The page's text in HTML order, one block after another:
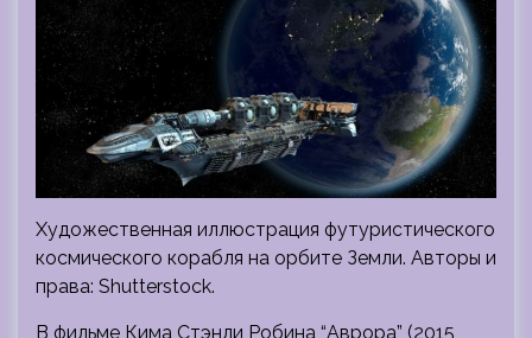
Художественная иллюстрация футуристического
космического корабля на орбите Земли. Авторы и
права: Shutterstock.
В фильме Кима Стэнли Робина “Аврора” (2015